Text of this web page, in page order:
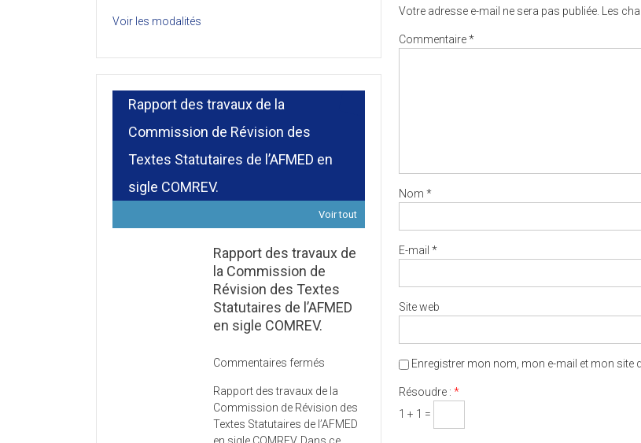
Votre adresse e-mail ne sera pas publiée. Les
Commentaire*
Nom *
E-mail *
Site web
Enregistrer mon nom, mon e-mail et mon
Résoudre : *
1 + 1 =
Voir les modalités
Rapport des travaux de la
Commission de Révision des
Textes Statutaires de l’AFMED en
sigle COMREV.
Voir tout
Rapport des travaux de
la Commission de
Révision des Textes
Statutaires de l’AFMED
en sigle COMREV.
Commentaires fermés
des
travaux
de
Rapport des travaux de la
Commission de Révision des
Textes Statutaires de l’AFMED
en sigle COMREV. Dans ce